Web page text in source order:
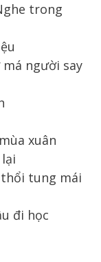
trong
người say
xuân
tung mái
đi học